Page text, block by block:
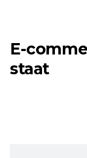
E-
staat